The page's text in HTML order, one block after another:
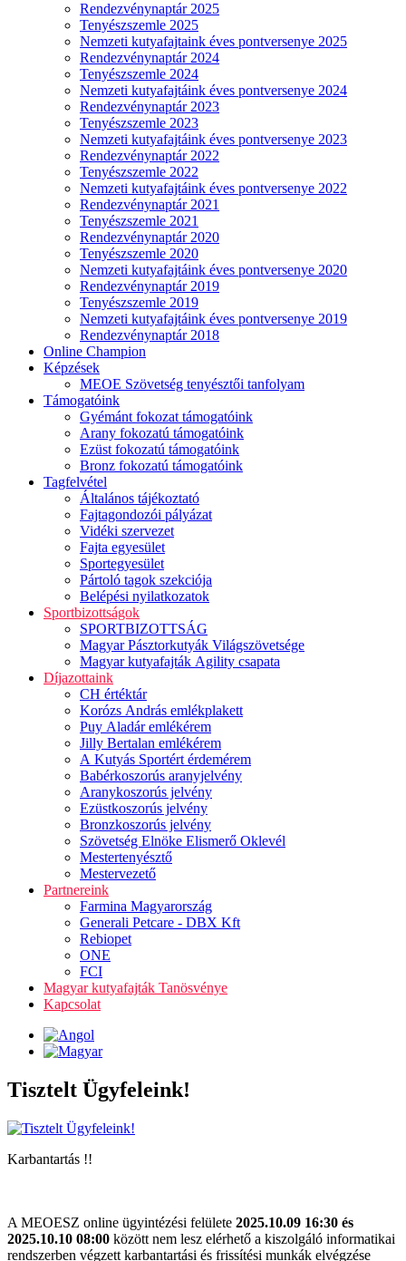
Rendezvénynaptár 2025
Tenyészszemle 2025
Nemzeti kutyafajtaink éves pontversenye 2025
Rendezvénynaptár 2024
Tenyészszemle 2024
Nemzeti kutyafajtáink éves pontversenye 2024
Rendezvénynaptár 2023
Tenyészszemle 2023
Nemzeti kutyafajtáink éves pontversenye 2023
Rendezvénynaptár 2022
Tenyészszemle 2022
Nemzeti kutyafajtáink éves pontversenye 2022
Rendezvénynaptár 2021
Tenyészszemle 2021
Rendezvénynaptár 2020
Tenyészszemle 2020
Nemzeti kutyafajtáink éves pontversenye 2020
Rendezvénynaptár 2019
Tenyészszemle 2019
Nemzeti kutyafajtáink éves pontversenye 2019
Rendezvénynaptár 2018
Online Champion
Képzések
MEOE Szövetség tenyésztői tanfolyam
Támogatóink
Gyémánt fokozat támogatóink
Arany fokozatú támogatóink
Ezüst fokozatú támogatóink
Bronz fokozatú támogatóink
Tagfelvétel
Általános tájékoztató
Fajtagondozói pályázat
Vidéki szervezet
Fajta egyesület
Sportegyesület
Pártoló tagok szekciója
Belépési nyilatkozatok
Sportbizottságok
SPORTBIZOTTSÁG
Magyar Pásztorkutyák Világszövetsége
Magyar kutyafajták Agility csapata
Díjazottaink
CH értéktár
Korózs András emlékplakett
Puy Aladár emlékérem
Jilly Bertalan emlékérem
A Kutyás Sportért érdemérem
Babérkoszorús aranyjelvény
Aranykoszorús jelvény
Ezüstkoszorús jelvény
Bronzkoszorús jelvény
Szövetség Elnöke Elismerő Oklevél
Mestertenyésztő
Mestervezető
Partnereink
Farmina Magyarország
Generali Petcare - DBX Kft
Rebiopet
ONE
FCI
Magyar kutyafajták Tanösvénye
Kapcsolat
Tisztelt Ügyfeleink!
Karbantartás !!
A MEOESZ online ügyintézési felülete 2025.10.09 16:30 és
2025.10.10 08:00 között nem lesz elérhető a kiszolgáló informatikai
rendszerben végzett karbantartási és frissítési munkák elvégzése